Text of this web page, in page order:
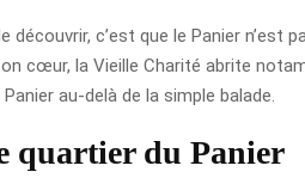
découvrir, c’est que le Panier
cœur, la Vieille Charité abrite
au-delà de la simple balade.
quartier du Panier